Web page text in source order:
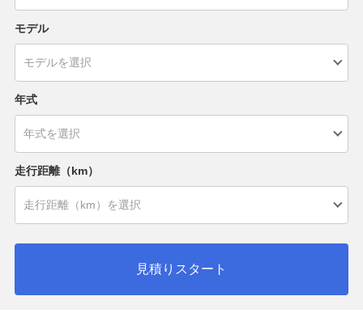
モデル
年式
走行距離（km）
見積りスタート